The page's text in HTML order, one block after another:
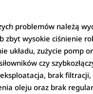
problemów należą
zbyt wysokie ciśnienie
układu, zużycie pomp
czy
brak filtracji,
oleju oraz brak